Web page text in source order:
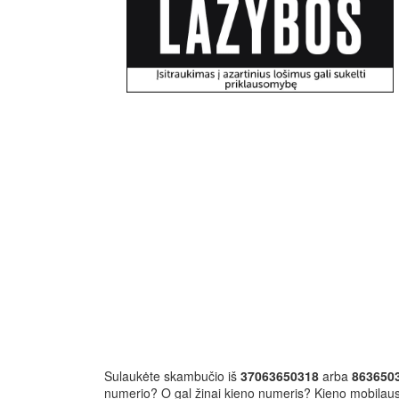
Sulaukėte skambučio iš 37063650318 arba
numerio? O gal žinai kieno numeris? Kieno